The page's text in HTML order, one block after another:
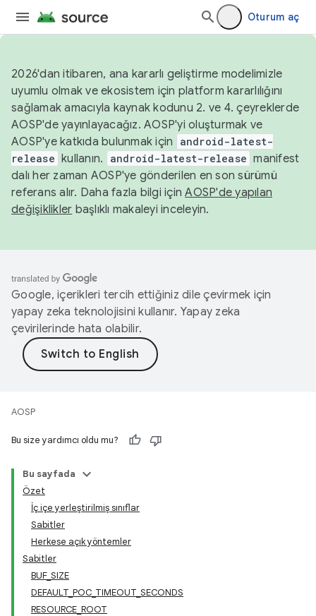
Oturum aç
2026'dan itibaren, ana kararlı geliştirme modelimizle
uyumlu olmak ve ekosistem için platform kararlılığını
sağlamak amacıyla kaynak kodunu 2. ve 4. çeyreklerde
AOSP'de yayınlayacağız. AOSP'yi oluşturmak ve
AOSP'ye katkıda bulunmak için
android-latest-
release kullanın. android-latest-release manifest
dalı her zaman AOSP'ye gönderilen en son sürümü
referans alır. Daha fazla bilgi içinAOSP'de yapılan
değişiklikler başlıklı makaleyi inceleyin.
Google, içerikleri tercih ettiğiniz dile çevirmek için
yapay zeka teknolojisini kullanır. Yapay zeka
çevirilerinde hata olabilir.
AOSP
Bu size yardımcı oldu mu?
Bu sayfada
Özet
İç içe yerleştirilmiş sınıflar
Sabitler
Herkese açık yöntemler
Sabitler
BUF_SIZE
DEFAULT_POC_TIMEOUT_SECONDS
RESOURCE_ROOT